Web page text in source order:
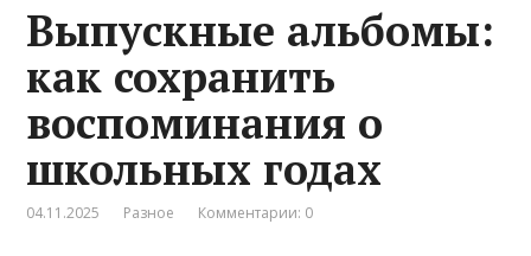
Выпускные альбомы:
как сохранить
воспоминания о
школьных годах
04.11.2025 Разное Комментарии: 0